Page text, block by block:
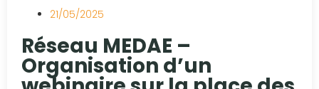
21/05/2025
Réseau MEDAE –
Organisation d’un